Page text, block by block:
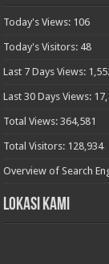
Today's Views: 106
Today's Visitors: 48
Last 7 Days Views:
Last 30 Days Views:
Total Views:364,581
Total Visitors: 128,934
Overview of Search
Lokasi Kami